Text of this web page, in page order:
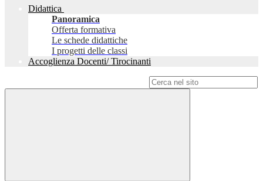
Didattica
Panoramica
Offerta formativa
Le schede didattiche
I progetti delle classi
Accoglienza Docenti/ Tirocinanti